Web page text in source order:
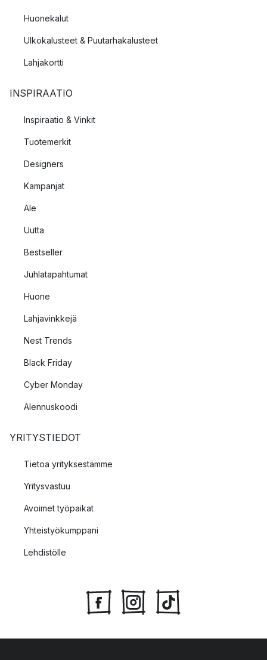
Huonekalut
Ulkokalusteet & Puutarhakalusteet
Lahjakortti
INSPIRAATIO
Inspiraatio & Vinkit
Tuotemerkit
Designers
Kampanjat
Ale
Uutta
Bestseller
Juhlatapahtumat
Huone
Lahjavinkkejä
Nest Trends
Black Friday
Cyber Monday
Alennuskoodi
YRITYSTIEDOT
Tietoa yrityksestämme
Yritysvastuu
Avoimet työpaikat
Yhteistyökumppani
Lehdistölle